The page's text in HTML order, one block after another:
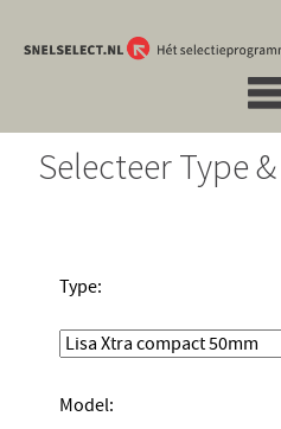
Selecteer Type
Type:
Model: